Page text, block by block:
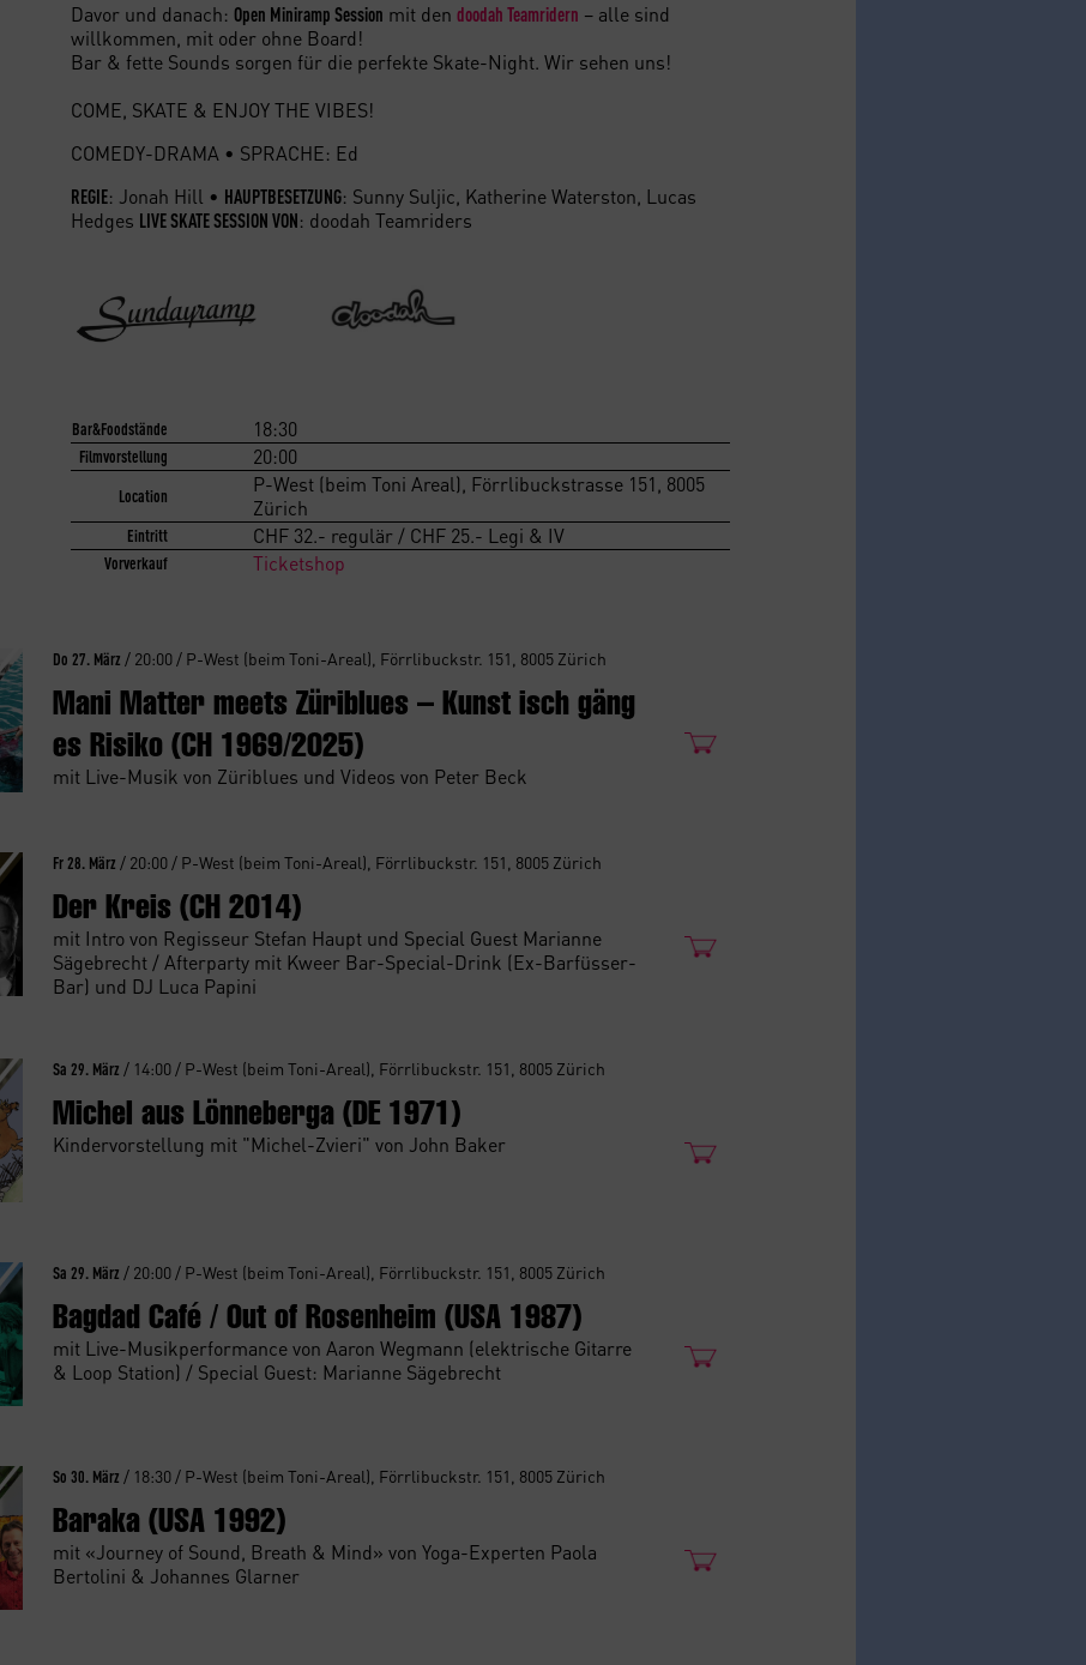
Davor und danach: Open Miniramp Session mit den doodah Teamridern – alle sind
willkommen, mit oder ohne Board!
Bar & fette Sounds sorgen für die perfekte Skate-Night. Wir sehen uns!
COME, SKATE & ENJOY THE VIBES!
COMEDY-DRAMA • SPRACHE: Ed
REGIE: Jonah Hill • HAUPTBESETZUNG: Sunny Suljic, Katherine Waterston, Lucas
Hedges LIVE SKATE SESSION VON: doodah Teamriders
Bar&Foodstände 18:30
Filmvorstellung 20:00
Location
P-West (beim Toni Areal), Förrlibuckstrasse 151, 8005
Zürich
Eintritt CHF 32.- regulär / CHF 25.- Legi & IV
Vorverkauf Ticketshop
Do 27. März / 20:00 / P-West (beim Toni-Areal), Förrlibuckstr. 151, 8005 Zürich
Mani Matter meets Züriblues – Kunst isch gäng
es Risiko (CH 1969/2025)
mit Live-Musik von Züriblues und Videos von Peter Beck
Fr 28. März / 20:00 / P-West (beim Toni-Areal), Förrlibuckstr. 151, 8005 Zürich
Der Kreis (CH 2014)
mit Intro von Regisseur Stefan Haupt und Special Guest Marianne
Sägebrecht / Afterparty mit Kweer Bar-Special-Drink (Ex-Barfüsser-
Bar) und DJ Luca Papini
Sa 29. März / 14:00 / P-West (beim Toni-Areal), Förrlibuckstr. 151, 8005 Zürich
Michel aus Lönneberga (DE 1971)
Kindervorstellung mit "Michel-Zvieri" von John Baker
Sa 29. März / 20:00 / P-West (beim Toni-Areal), Förrlibuckstr. 151, 8005 Zürich
Bagdad Café / Out of Rosenheim (USA 1987)
mit Live-Musikperformance von Aaron Wegmann (elektrische Gitarre
& Loop Station) / Special Guest: Marianne Sägebrecht
So 30. März / 18:30 / P-West (beim Toni-Areal), Förrlibuckstr. 151, 8005 Zürich
Baraka (USA 1992)
mit «Journey of Sound, Breath & Mind» von Yoga-Experten Paola
Bertolini & Johannes Glarner